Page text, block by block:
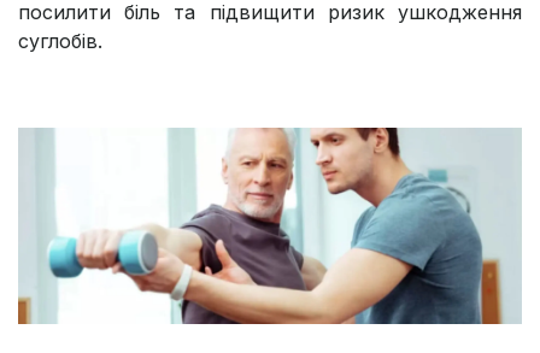
посилити біль та підвищити ризик ушкодження
суглобів.